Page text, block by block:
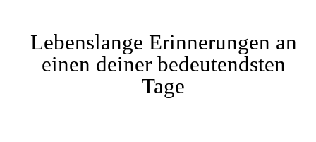
Lebenslange Erinnerungen an
einen deiner bedeutendsten
Tage